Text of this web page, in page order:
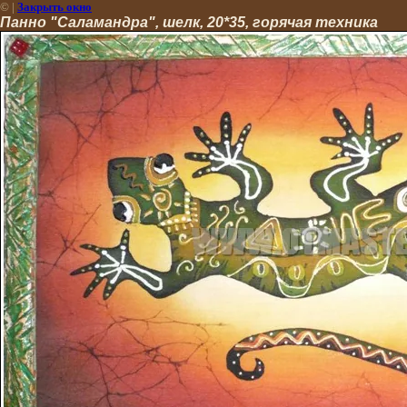
© | Закрыть окно
Панно "Саламандра", шелк, 20*35, горячая техника